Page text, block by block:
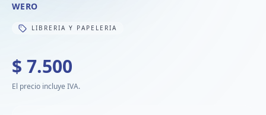
WERO
LIBRERIA Y PAPELERIA
$ 7.500
El precio incluye IVA.